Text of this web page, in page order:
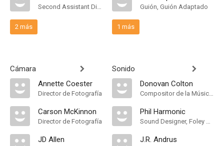
Second Assistant Director
2 más
Cámara
Annette Coester
Director de Fotografía
Carson McKinnon
Director de Fotografía
JD Allen
Guión, Guión Adaptado
1 más
Sonido
Donovan Colton
Compositor de la Música Original, Música
Phil Harmonic
Sound Designer, Foley Artist
J.R. Andrus